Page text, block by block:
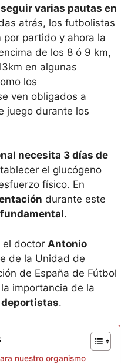
seguir varias pautas en
atrás, los futbolistas
por partido y ahora la
de los 8 ó 9 km,
en algunas
los
ven obligados a
juego durante los
necesita 3 días de
el glucógeno
físico. En
durante este
.
el doctor Antonio
de la Unidad de
de España de Fútbol
importancia de la
.
nuestro organismo